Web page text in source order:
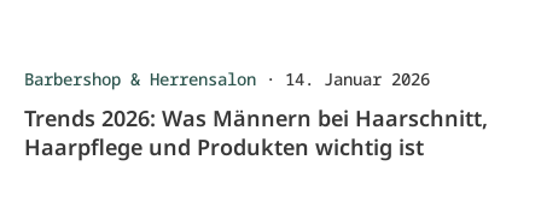
Barbershop & Herrensalon · 14. Januar 2026
Trends 2026: Was Männern bei Haarschnitt,
Haarpflege und Produkten wichtig ist